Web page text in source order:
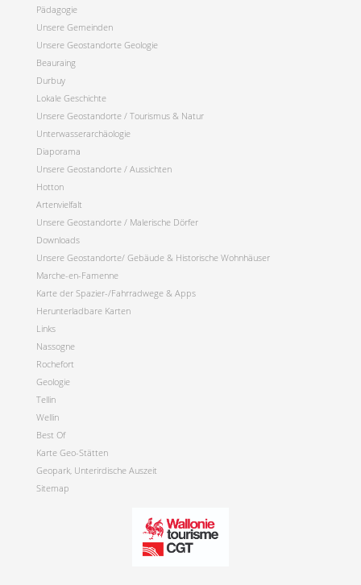
Pädagogie
Unsere Gemeinden
Unsere Geostandorte Geologie
Beauraing
Durbuy
Lokale Geschichte
Unsere Geostandorte / Tourismus & Natur
Unterwasserarchäologie
Diaporama
Unsere Geostandorte / Aussichten
Hotton
Artenvielfalt
Unsere Geostandorte / Malerische Dörfer
Downloads
Unsere Geostandorte/ Gebäude & Historische Wohnhäuser
Marche-en-Famenne
Karte der Spazier-/Fahrradwege & Apps
Herunterladbare Karten
Links
Nassogne
Rochefort
Geologie
Tellin
Wellin
Best Of
Karte Geo-Stätten
Geopark, Unterirdische Auszeit
Sitemap